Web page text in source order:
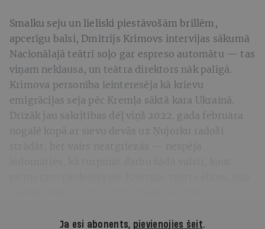
Smalku seju un lieliski piestāvošām brillēm,
apcerīgu balsi, Dmitrijs Krimovs intervijas sākumā
Nacionālajā teātrī soļo gar espreso automātu — tas
viņam neklausa, un teātra direktors nāk palīgā.
Krimova personība ieinteresēja kā krievu
emigrācijas seja pēc Kremļa sāktā kara Ukrainā.
Drīzāk jau sakritības dēļ viņš 2022. gada februāra
nogalē kopā ar sievu devās uz Ņujorku radoši
Ja esi abonents, pievienojies šeit.